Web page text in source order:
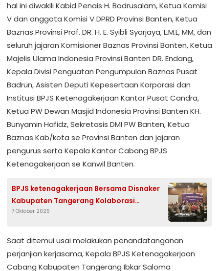
hal ini diwakili Kabid Penais H. Badrusalam, Ketua Komisi
V dan anggota Komisi V DPRD Provinsi Banten, Ketua
Baznas Provinsi Prof. DR. H. E. Syibli Syarjaya, L.M.L, MM, dan
seluruh jajaran Komisioner Baznas Provinsi Banten, Ketua
Majelis Ulama Indonesia Provinsi Banten DR. Endang,
Kepala Divisi Penguatan Pengumpulan Baznas Pusat
Badrun, Asisten Deputi Kepesertaan Korporasi dan
Institusi BPJS Ketenagakerjaan Kantor Pusat Candra,
Ketua PW Dewan Masjid Indonesia Provinsi Banten KH.
Bunyamin Hafidz, Sekretasis DMI PW Banten, Ketua
Baznas Kab/kota se Provinsi Banten dan jajaran
pengurus serta Kepala Kantor Cabang BPJS
Ketenagakerjaan se Kanwil Banten.
BPJS ketenagakerjaan Bersama Disnaker
Kabupaten Tangerang Kolaborasi
Sosialisasi Peraturan Perusahaan
7 Oktober 2025
Saat ditemui usai melakukan penandatanganan
perjanjian kerjasama, Kepala BPJS Ketenagakerjaan
Cabang Kabupaten Tangerang Ibkar Saloma